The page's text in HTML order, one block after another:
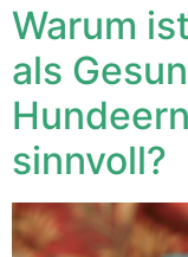
Warum
als
sinnvoll?